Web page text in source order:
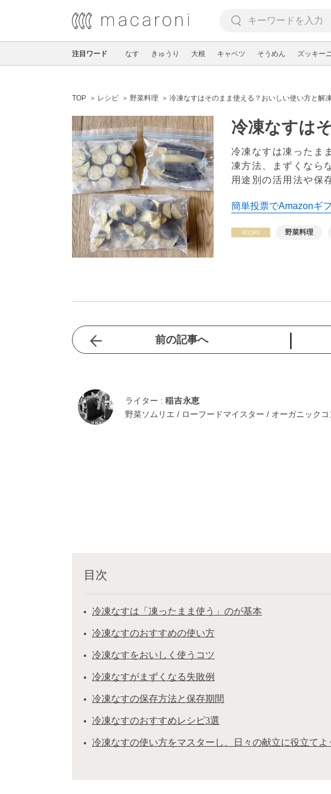
注目ワード なす きゅうり 大根 キャベツ そうめん ズッキーニ
TOP レシピ 野菜料理 冷凍なすはそのまま使える？おいしい使い方と解
冷凍なすは
冷凍なすは凍ったま
凍方法、まずくなら
用途別の活用法や保
簡単投票でAmazonギ
野菜料理
前の記事へ
ライター : 稲吉永恵
野菜ソムリエ / ローフードマイスター / オーガニックコ
目次
冷凍なすは「凍ったまま使う」のが基本
冷凍なすのおすすめの使い方
冷凍なすをおいしく使うコツ
冷凍なすがまずくなる失敗例
冷凍なすの保存方法と保存期間
冷凍なすのおすすめレシピ3選
冷凍なすの使い方をマスターし、日々の献立に役立てよ